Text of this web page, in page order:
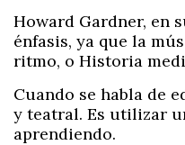
Howard Gardner, en
énfasis, ya que la
ritmo, o Historia
Cuando se habla de
y teatral. Es utilizar
aprendiendo.